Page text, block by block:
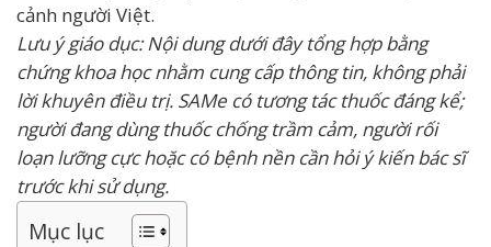
cảnh người Việt.
Lưu ý giáo dục: Nội dung dưới đây tổng hợp bằng
chứng khoa học nhằm cung cấp thông tin, không phải
lời khuyên điều trị. SAMe có tương tác thuốc đáng kể;
người đang dùng thuốc chống trầm cảm, người rối
loạn lưỡng cực hoặc có bệnh nền cần hỏi ý kiến bác sĩ
trước khi sử dụng.
Mục lục